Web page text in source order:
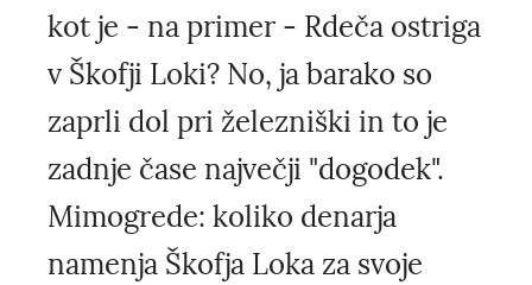
kot je - na primer - Rdeča ostriga
v Škofji Loki? No, ja barako so
zaprli dol pri železniški in to je
zadnje čase največji "dogodek".
Mimogrede: koliko denarja
namenja Škofja Loka za svoje